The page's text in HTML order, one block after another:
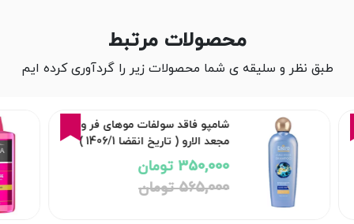
محصولات مرتبط
طبق نظر و سلیقه ی شما محصولات زیر را گردآوری کرده ایم
16%
سرم مو مغذی حالت دهنده و صاف
کننده موهای فر و مجعد بیول
565,000 تومان
670,000 تومان